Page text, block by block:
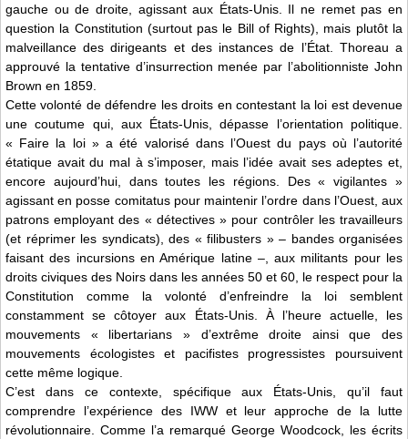
gauche ou de droite, agissant aux États-Unis. Il ne remet pas en
question la Constitution (surtout pas le Bill of Rights), mais plutôt la
malveillance des dirigeants et des instances de l’État. Thoreau a
approuvé la tentative d’insurrection menée par l’abolitionniste John
Brown en 1859.
Cette volonté de défendre les droits en contestant la loi est devenue
une coutume qui, aux États-Unis, dépasse l’orientation politique.
« Faire la loi » a été valorisé dans l’Ouest du pays où l’autorité
étatique avait du mal à s’imposer, mais l’idée avait ses adeptes et,
encore aujourd’hui, dans toutes les régions. Des « vigilantes »
agissant en posse comitatus pour maintenir l’ordre dans l’Ouest, aux
patrons employant des « détectives » pour contrôler les travailleurs
(et réprimer les syndicats), des « filibusters » – bandes organisées
faisant des incursions en Amérique latine –, aux militants pour les
droits civiques des Noirs dans les années 50 et 60, le respect pour la
Constitution comme la volonté d’enfreindre la loi semblent
constamment se côtoyer aux États-Unis. À l’heure actuelle, les
mouvements « libertarians » d’extrême droite ainsi que des
mouvements écologistes et pacifistes progressistes poursuivent
cette même logique.
C’est dans ce contexte, spécifique aux États-Unis, qu’il faut
comprendre l’expérience des IWW et leur approche de la lutte
révolutionnaire. Comme l’a remarqué George Woodcock, les écrits